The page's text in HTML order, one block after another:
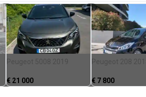
Peugeot 5008 2019
€ 21 000
Peugeot 208 2018
€ 7 800